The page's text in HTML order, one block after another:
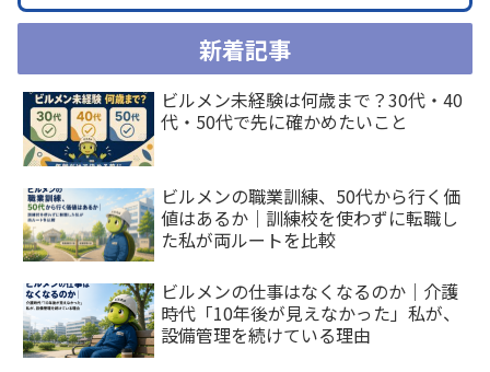
新着記事
ビルメン未経験は何歳まで？30代・40
代・50代で先に確かめたいこと
ビルメンの職業訓練、50代から行く価
値はあるか｜訓練校を使わずに転職し
た私が両ルートを比較
ビルメンの仕事はなくなるのか｜介護
時代「10年後が見えなかった」私が、
設備管理を続けている理由